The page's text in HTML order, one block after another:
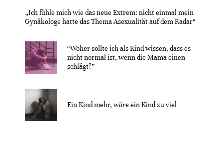
„Ich fühle mich wie das neue Extrem: nicht einmal mein
Gynäkologe hatte das Thema Asexualität auf dem Radar“
“Woher sollte ich als Kind wissen, dass es
nicht normal ist, wenn die Mama einen
schlägt?”
Ein Kind mehr, wäre ein Kind zu viel